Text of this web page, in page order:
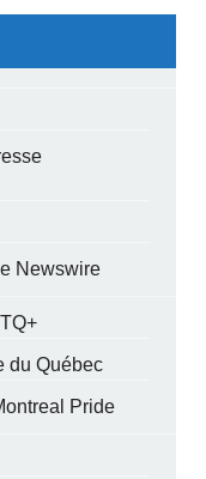
Newswire
du Québec
Pride